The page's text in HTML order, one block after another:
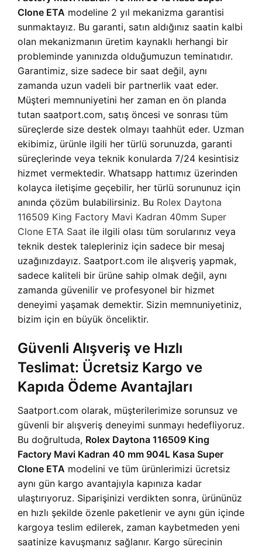
Clone ETA modeline 2 yıl mekanizma garantisi
sunmaktayız. Bu garanti, satın aldığınız saatin kalbi
olan mekanizmanın üretim kaynaklı herhangi bir
probleminde yanınızda olduğumuzun teminatıdır.
Garantimiz, size sadece bir saat değil, aynı
zamanda uzun vadeli bir partnerlik vaat eder.
Müşteri memnuniyetini her zaman en ön planda
tutan saatport.com, satış öncesi ve sonrası tüm
süreçlerde size destek olmayı taahhüt eder. Uzman
ekibimiz, ürünle ilgili her türlü sorunuzda, garanti
süreçlerinde veya teknik konularda 7/24 kesintisiz
hizmet vermektedir. Whatsapp hattımız üzerinden
kolayca iletişime geçebilir, her türlü sorununuz için
anında çözüm bulabilirsiniz. Bu Rolex Daytona
116509 King Factory Mavi Kadran 40mm Super
Clone ETA Saat ile ilgili olası tüm sorularınız veya
teknik destek talepleriniz için sadece bir mesaj
uzağınızdayız. Saatport.com ile alışveriş yapmak,
sadece kaliteli bir ürüne sahip olmak değil, aynı
zamanda güvenilir ve profesyonel bir hizmet
deneyimi yaşamak demektir. Sizin memnuniyetiniz,
bizim için en büyük önceliktir.
Güvenli Alışveriş ve Hızlı
Teslimat: Ücretsiz Kargo ve
Kapıda Ödeme Avantajları
Saatport.com olarak, müşterilerimize sorunsuz ve
güvenli bir alışveriş deneyimi sunmayı hedefliyoruz.
Bu doğrultuda, Rolex Daytona 116509 King
Factory Mavi Kadran 40 mm 904L Kasa Super
Clone ETA modelini ve tüm ürünlerimizi ücretsiz
aynı gün kargo avantajıyla kapınıza kadar
ulaştırıyoruz. Siparişinizi verdikten sonra, ürününüz
en hızlı şekilde özenle paketlenir ve aynı gün içinde
kargoya teslim edilerek, zaman kaybetmeden yeni
saatinize kavuşmanız sağlanır. Kargo sürecinin